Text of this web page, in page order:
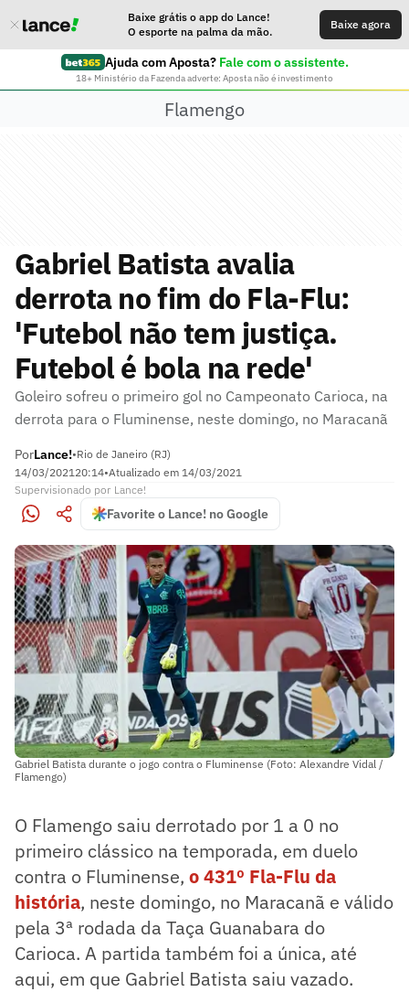
Baixe grátis o app do Lance!
O esporte na palma da mão.
Baixe agora
Ajuda com Aposta? Fale com o assistente.
18+ Ministério da Fazenda adverte: Aposta não é investimento
Flamengo
Gabriel Batista avalia
derrota no fim do Fla-Flu:
'Futebol não tem justiça.
Futebol é bola na rede'
Goleiro sofreu o primeiro gol no Campeonato Carioca, na
derrota para o Fluminense, neste domingo, no Maracanã
PorLance!•Rio de Janeiro (RJ)
14/03/202120:14•Atualizado em 14/03/2021
Supervisionado por Lance!
Favorite o Lance! no Google
Gabriel Batista durante o jogo contra o Fluminense (Foto: Alexandre Vidal /
Flamengo)
O Flamengo saiu derrotado por 1 a 0 no
primeiro clássico na temporada, em duelo
contra o Fluminense, o 431º Fla-Flu da
história, neste domingo, no Maracanã e válido
pela 3ª rodada da Taça Guanabara do
Carioca. A partida também foi a única, até
aqui, em que Gabriel Batista saiu vazado.